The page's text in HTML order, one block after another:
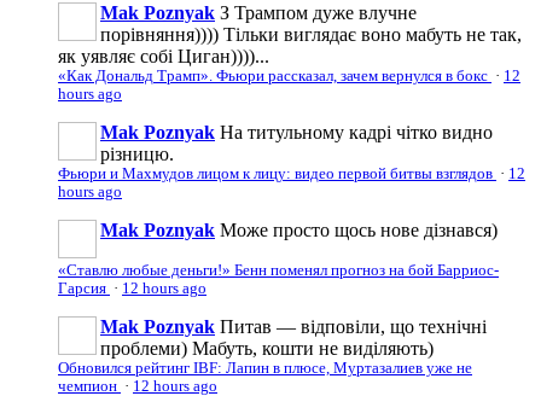
Mak Poznyak З Трампом дуже влучне
порівняння)))) Тільки виглядає воно мабуть не так,
як уявляє собі Циган))))...
«Как Дональд Трамп». Фьюри рассказал, зачем вернулся в бокс · 12
hours ago
Mak Poznyak На титульному кадрі чітко видно
різницю.
Фьюри и Махмудов лицом к лицу: видео первой битвы взглядов · 12
hours ago
Mak Poznyak Може просто щось нове дізнався)
«Ставлю любые деньги!» Бенн поменял прогноз на бой Барриос-
Гарсия · 12 hours ago
Mak Poznyak Питав — відповіли, що технічні
проблеми) Мабуть, кошти не виділяють)
Обновился рейтинг IBF: Лапин в плюсе, Муртазалиев уже не
чемпион · 12 hours ago